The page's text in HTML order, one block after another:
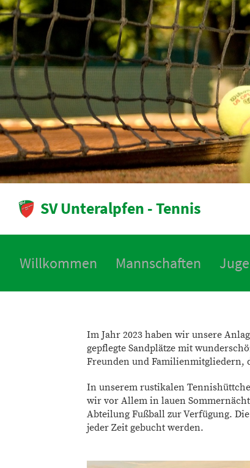
SV Unteralpfen - Tennis
Willkommen Mannschaften
Im Jahr 2023 haben wir unsere
gepflegte Sandplätze mit
Freunden und Familienmitgliedern,
In unserem rustikalen
wir vor Allem in lauen
Abteilung Fußball zur Verfügung.
jeder Zeit gebucht werden.